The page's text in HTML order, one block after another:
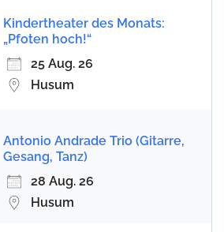
Kindertheater des Monats:
„Pfoten hoch!“
25 Aug. 26
Husum
Antonio Andrade Trio (Gitarre,
Gesang, Tanz)
28 Aug. 26
Husum